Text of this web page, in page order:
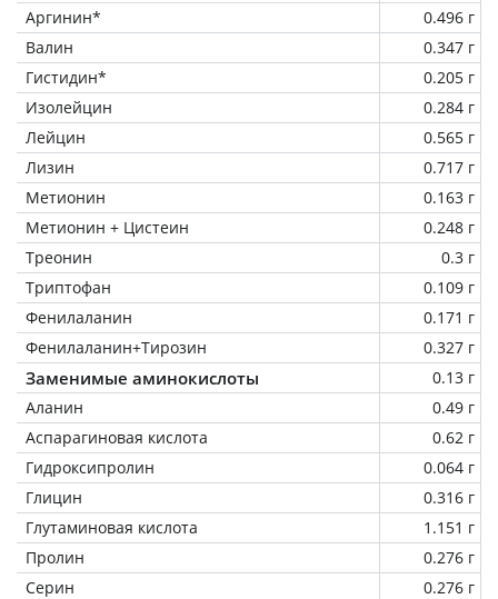
Аргинин*
0.496 г
Валин
0.347 г
Гистидин*
0.205 г
Изолейцин
0.284 г
Лейцин
0.565 г
Лизин
0.717 г
Метионин
0.163 г
Метионин + Цистеин
0.248 г
Треонин
0.3 г
Триптофан
0.109 г
Фенилаланин
0.171 г
Фенилаланин+Тирозин
0.327 г
Заменимые аминокислоты
0.13 г
Аланин
0.49 г
Аспарагиновая кислота
0.62 г
Гидроксипролин
0.064 г
Глицин
0.316 г
Глутаминовая кислота
1.151 г
Пролин
0.276 г
Серин
0.276 г